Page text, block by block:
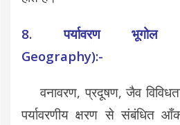
8. पर्यावरण भूगोल
Geography):-
वनावरण, प्रदूषण, जैव
पर्यावरणीय क्षरण से संबंधित